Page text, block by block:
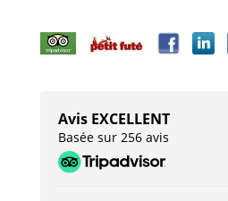
Avis EXCELLENT
Basée sur 256 avis